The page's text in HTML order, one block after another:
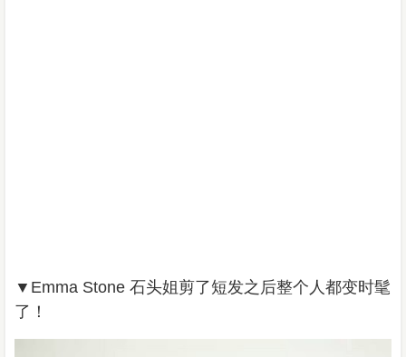
▼ Emma Stone 石头姐剪了短发之后整个人都变时髦
了！